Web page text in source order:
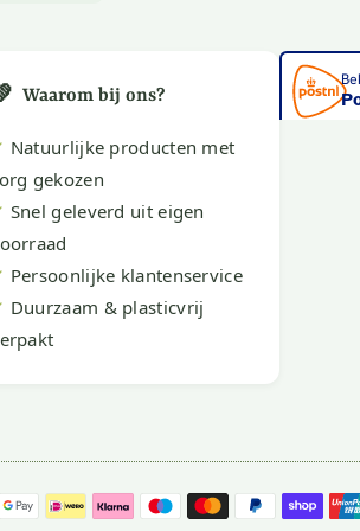
Waarom bij ons?
Natuurlijke producten met
gekozen
Snel geleverd uit eigen
Persoonlijke klantenservice
Duurzaam & plasticvrij